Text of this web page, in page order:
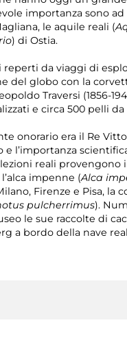
importanza sono
le aquile reali (
) di Ostia.
reperti da viaggi di
del globo con la
Traversi (1856-
e circa 500 pelli
onorario era il Re
l’importanza
reali provengono
impenne (Alca
Firenze e Pisa, la
pulcherrimus).
le sue raccolte di
a bordo della nave